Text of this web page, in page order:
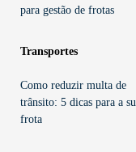
para gestão de frotas
Transportes
Como reduzir multa de
trânsito: 5 dicas para a
frota